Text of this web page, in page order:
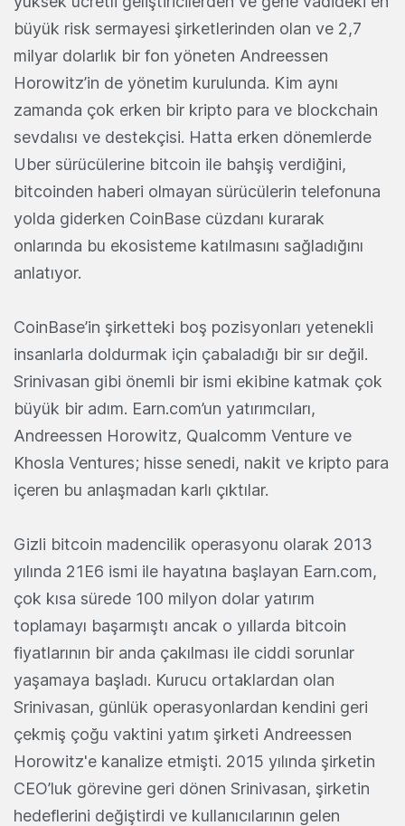
büyük risk sermayesi şirketlerinden olan ve 2,7
milyar dolarlık bir fon yöneten Andreessen
Horowitz’in de yönetim kurulunda. Kim aynı
zamanda çok erken bir kripto para ve blockchain
sevdalısı ve destekçisi. Hatta erken dönemlerde
Uber sürücülerine bitcoin ile bahşiş verdiğini,
bitcoinden haberi olmayan sürücülerin telefonuna
yolda giderken CoinBase cüzdanı kurarak
onlarında bu ekosisteme katılmasını sağladığını
anlatıyor.
CoinBase’in şirketteki boş pozisyonları yetenekli
insanlarla doldurmak için çabaladığı bir sır değil.
Srinivasan gibi önemli bir ismi ekibine katmak çok
büyük bir adım. Earn.com’un yatırımcıları,
Andreessen Horowitz, Qualcomm Venture ve
Khosla Ventures; hisse senedi, nakit ve kripto para
içeren bu anlaşmadan karlı çıktılar.
Gizli bitcoin madencilik operasyonu olarak 2013
yılında 21E6 ismi ile hayatına başlayan Earn.com,
çok kısa sürede 100 milyon dolar yatırım
toplamayı başarmıştı ancak o yıllarda bitcoin
fiyatlarının bir anda çakılması ile ciddi sorunlar
yaşamaya başladı. Kurucu ortaklardan olan
Srinivasan, günlük operasyonlardan kendini geri
çekmiş çoğu vaktini yatım şirketi Andreessen
Horowitz'e kanalize etmişti. 2015 yılında şirketin
CEO’luk görevine geri dönen Srinivasan, şirketin
hedeflerini değiştirdi ve kullanıcılarının gelen